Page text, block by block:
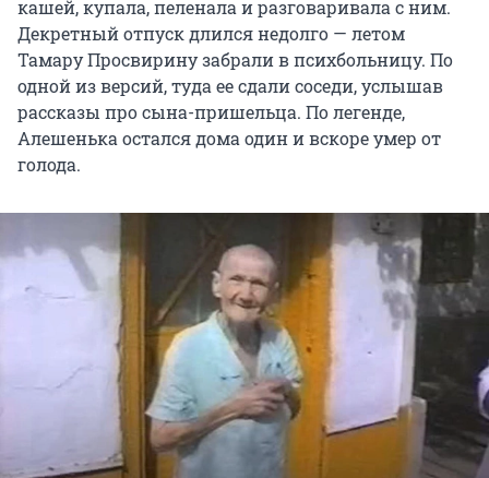
кашей, купала, пеленала и разговаривала с ним.
Декретный отпуск длился недолго — летом
Тамару Просвирину забрали в психбольницу. По
одной из версий, туда ее сдали соседи, услышав
рассказы про сына-пришельца. По легенде,
Алешенька остался дома один и вскоре умер от
голода.